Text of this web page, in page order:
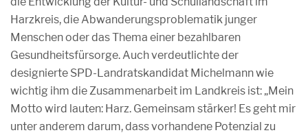
Harzkreis, die Abwanderungsproblematik junger
Menschen oder das Thema einer bezahlbaren
Gesundheitsfürsorge. Auch verdeutlichte der
designierte SPD-Landratskandidat Michelmann wie
wichtig ihm die Zusammenarbeit im Landkreis ist: „Mein
Motto wird lauten: Harz. Gemeinsam stärker! Es geht mir
unter anderem darum, dass vorhandene Potenzial zu